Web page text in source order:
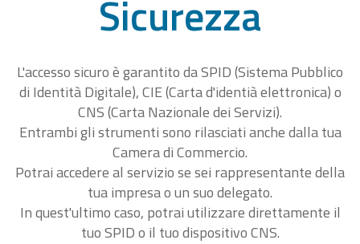
Sicurezza
L'accesso sicuro è garantito da SPID (Sistema Pubblico
di Identità Digitale), CIE (Carta d'identià elettronica) o
CNS (Carta Nazionale dei Servizi).
Entrambi gli strumenti sono rilasciati anche dalla tua
Camera di Commercio.
Potrai accedere al servizio se sei rappresentante della
tua impresa o un suo delegato.
In quest'ultimo caso, potrai utilizzare direttamente il
tuo SPID o il tuo dispositivo CNS.